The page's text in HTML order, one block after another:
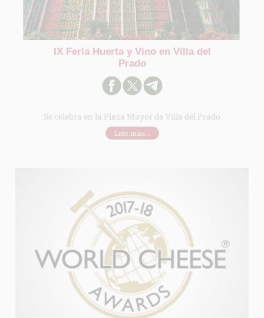
IX Feria Huerta y Vino en Villa del
Prado
Se celebra en la Plaza Mayor de Villa del Prado
Leer más...